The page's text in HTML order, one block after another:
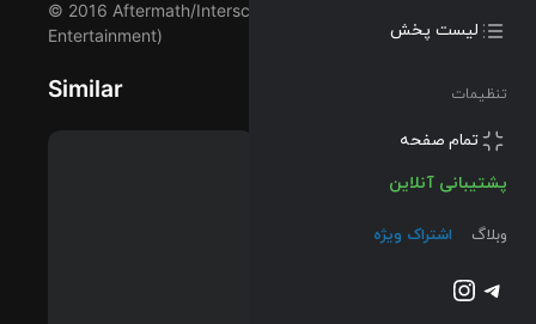
لیست پخش
تنظیمات
پشتیبانی آنلاین
وبلاگ اشتراک ویژه
تلگرام
اینستاگرم
@2023-2026 Musilon
© 2016 Aftermath/Interscope (Top Dawg